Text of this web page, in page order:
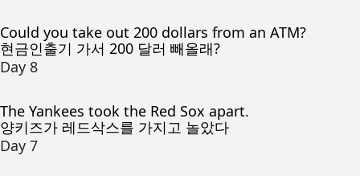
Could you take out 200 dollars from an ATM?
현금인출기 가서 200 달러 빼올래?
Day 8
The Yankees took the Red Sox apart.
양키즈가 레드삭스를 가지고 놀았다
Day 7